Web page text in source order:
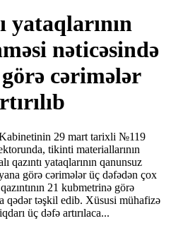
yataqlarının
nəticəsində
cərimələr
29 mart tarixli №119
tikinti materiallarının
qazıntı yataqlarının qanunsuz
görə cərimələr üç dəfədən çox
21 kubmetrinə görə
qədər təşkil edib. Xüsusi mühafizə
üç dəfə artırılaca...